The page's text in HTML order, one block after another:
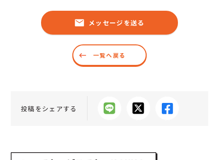
一覧へ戻る
メッセージを送る
投稿をシェアする